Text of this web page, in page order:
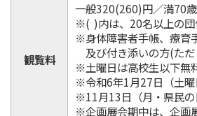
観覧料
一般320(260)円／満70
※( )内は、20名以上の団
※身体障害者手帳、療育
及び付き添いの方(た
※土曜日は高校生以下無
※令和6年1月27日（土
※11月13日（月・県民の
※企画展会期中は、企画